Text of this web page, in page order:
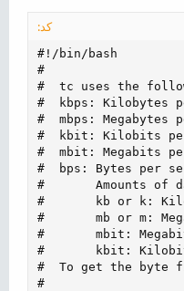
کد:
#!/bin/bash
#
#  tc uses the
#  kbps: Kilobytes
#  mbps: Megabytes
#  kbit: Kilobits per
#  mbit: Megabits
#  bps: Bytes per
#       Amounts of
#       kb or k:
#       mb or m:
#       mbit:
#       kbit:
#  To get the byte
#